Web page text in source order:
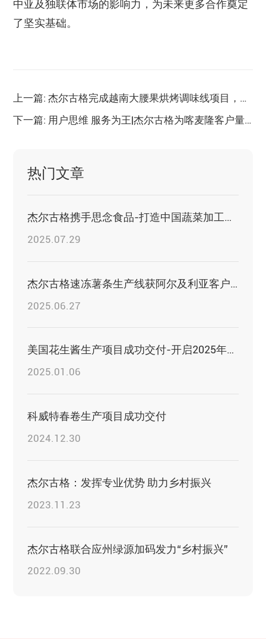
中亚及独联体市场的影响力，为未来更多合作奠定
了坚实基础。
上一篇: 杰尔古格完成越南大腰果烘烤调味线项目，助力当地坚果深加工升级
下一篇: 用户思维 服务为王|杰尔古格为喀麦隆客户量身定制花生酱解决方案
热门文章
杰尔古格携手思念食品-打造中国蔬菜加工精细化管理示范项目
2025.07.29
杰尔古格速冻薯条生产线获阿尔及利亚客户高度认可
2025.06.27
美国花生酱生产项目成功交付-开启2025年新篇章
2025.01.06
科威特春卷生产项目成功交付
2024.12.30
杰尔古格：发挥专业优势 助力乡村振兴
2023.11.23
杰尔古格联合应州绿源加码发力“乡村振兴”
2022.09.30